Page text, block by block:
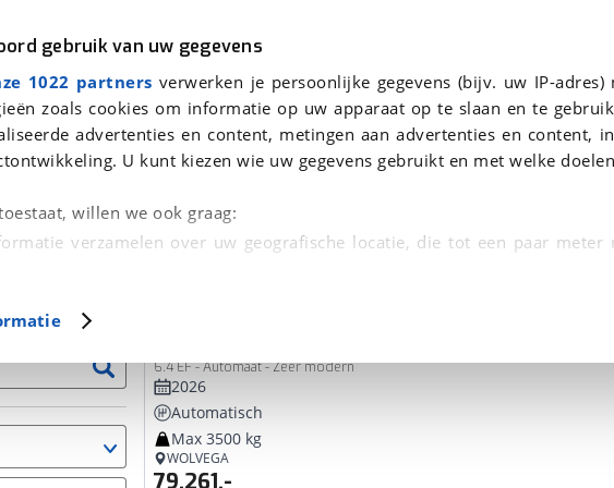
gebruik van uw gegevens
1022 partners verwerken je persoonlijke gegevens (bijv. uw IP-adres)
zoals cookies om informatie op uw apparaat op te slaan en te
advertenties en content, metingen aan advertenties en content,
U kunt kiezen wie uw gegevens gebruikt en met welke
willen we ook graag:
verzamelen over uw geografische locatie, die tot een paar meter
in. U kunt uw toestemming op elk moment wijzigen of
en vergelijkbare technieken zorgen we voor een betere en meer
cookies zorgen ervoor dat de website goed werkt. Ook gebruiken we
Fiets Motor
voor je gevonden
6.4 EF - Automaat - Zeer modern
2026
Automatisch
Max 3500 kg
WOLVEGA
79.261,-